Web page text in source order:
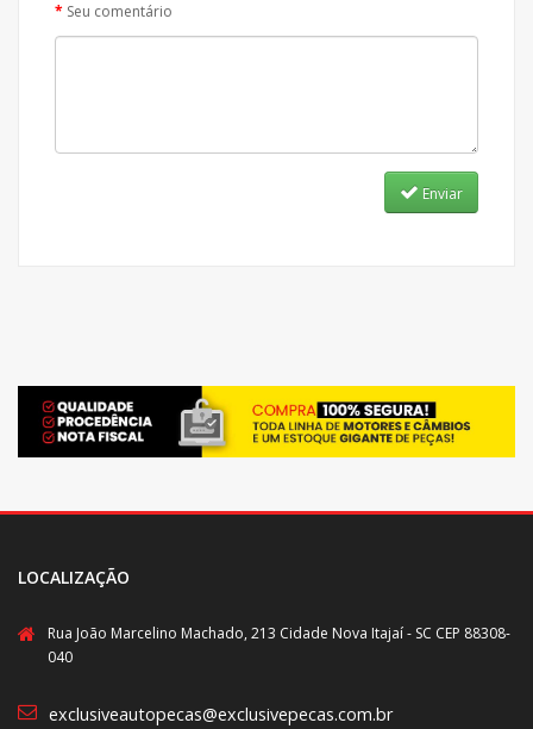
Seu comentário
Enviar
LOCALIZAÇÃO
Rua João Marcelino Machado, 213 Cidade Nova Itajaí - SC CEP 88308-
040
exclusiveautopecas@exclusivepecas.com.br